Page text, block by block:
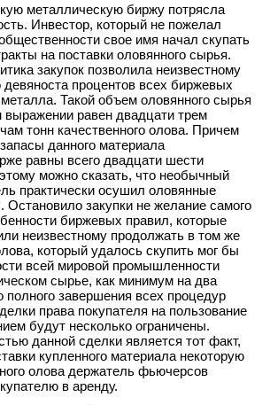
металлическую биржу потрясла
Инвестор, который не пожелал
свое имя начал скупать
на поставки оловянного сырья.
закупок позволила неизвестному
девяноста процентов всех биржевых
металла. Такой объем оловянного сырья
выражении равен двадцати трем
тонн качественного олова. Причем
данного материала
равны всего двадцати шести
можно сказать, что необычный
практически осушил оловянные
закупки не желание самого
биржевых правил, которые
неизвестному продолжать в том же
который удалось скупить мог бы
всей мировой промышленности
сырье, как минимум на два
полного завершения всех процедур
права покупателя на пользование
будут несколько ограничены.
данной сделки является тот факт,
купленного материала некоторую
олова держатель фьючерсов
в аренду.